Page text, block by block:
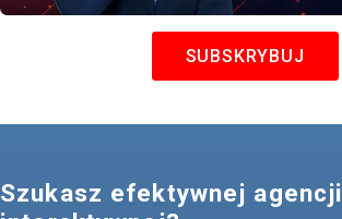
SUBSKRYBUJ
Szukasz efektywnej agencji